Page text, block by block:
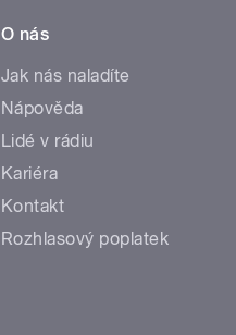
O nás
Jak nás naladíte
Nápověda
Lidé v rádiu
Kariéra
Kontakt
Rozhlasový poplatek